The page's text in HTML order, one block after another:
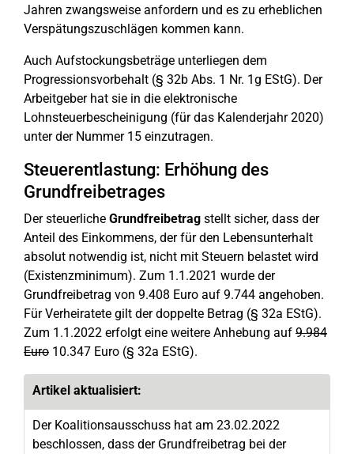
Jahren zwangsweise anfordern und es zu erheblichen
Verspätungszuschlägen kommen kann.
Auch Aufstockungsbeträge unterliegen dem
Progressionsvorbehalt (§ 32b Abs. 1 Nr. 1g EStG). Der
Arbeitgeber hat sie in die elektronische
Lohnsteuerbescheinigung (für das Kalenderjahr 2020)
unter der Nummer 15 einzutragen.
Steuerentlastung: Erhöhung des
Grundfreibetrages
Der steuerliche Grundfreibetrag stellt sicher, dass der
Anteil des Einkommens, der für den Lebensunterhalt
absolut notwendig ist, nicht mit Steuern belastet wird
(Existenzminimum). Zum 1.1.2021 wurde der
Grundfreibetrag von 9.408 Euro auf 9.744 angehoben.
Für Verheiratete gilt der doppelte Betrag (§ 32a EStG).
Zum 1.1.2022 erfolgt eine weitere Anhebung auf 9.984
Euro 10.347 Euro (§ 32a EStG).
Artikel aktualisiert:
Der Koalitionsausschuss hat am 23.02.2022
beschlossen, dass der Grundfreibetrag bei der